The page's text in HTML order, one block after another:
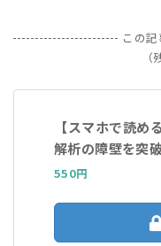
この記
【スマホで読め
解析の障壁を突
550円